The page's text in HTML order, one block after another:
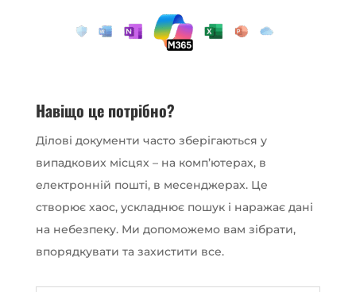
Навіщо це потрібно?
Ділові документи часто зберігаються у
випадкових місцях – на комп’ютерах, в
електронній пошті, в месенджерах. Це
створює хаос, ускладнює пошук і наражає дані
на небезпеку. Ми допоможемо вам зібрати,
впорядкувати та захистити все.